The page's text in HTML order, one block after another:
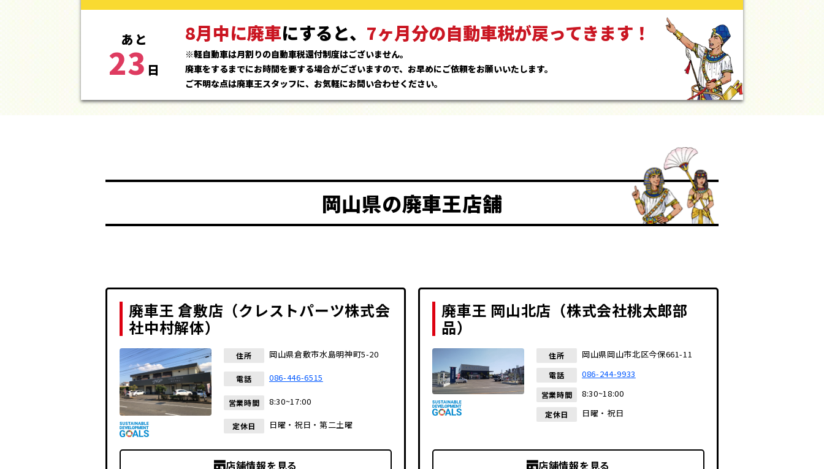
あと
23 日
8月中に廃車にすると、 7ヶ月分の自動車税が戻ってきます！
※軽自動車は月割りの自動車税還付制度はございません。
廃車をするまでにお時間を要する場合がございますので、お早めにご依頼をお願いいたします。
ご不明な点は廃車王スタッフに、お気軽にお問い合わせください。
岡山県の廃車王店舗
廃車王 倉敷店（クレストパーツ株式会
社中村解体）
住所 岡山県倉敷市水島明神町5-20
電話 086-446-6515
営業時間 8:30~17:00
定休日 日曜・祝日・第二土曜
店舗情報を見る
廃車王 岡山北店（株式会社桃太郎部
品）
住所 岡山県岡山市北区今保661-11
電話 086-244-9933
営業時間 8:30~18:00
定休日 日曜・祝日
店舗情報を見る